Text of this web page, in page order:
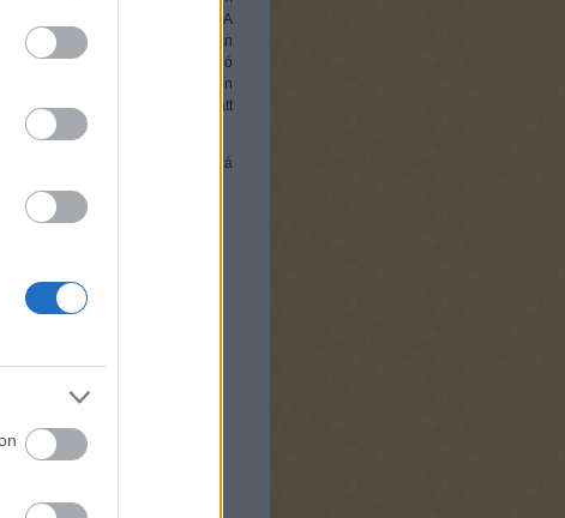
kifejezéseket oktatnak nekik. A
gimnazista lányom a suliban
nem tanulás, hanem egy jó
hallgatjuk szégyenteljes módon
híven egy fürdés alatt
térkép segíti megtalálni a hozzá
0